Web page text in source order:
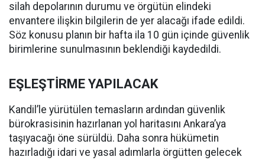
silah depolarının durumu ve örgütün elindeki
envantere ilişkin bilgilerin de yer alacağı ifade edildi.
Söz konusu planın bir hafta ila 10 gün içinde güvenlik
birimlerine sunulmasının beklendiği kaydedildi.
EŞLEŞTİRME YAPILACAK
Kandil’le yürütülen temasların ardından güvenlik
bürokrasisinin hazırlanan yol haritasını Ankara’ya
taşıyacağı öne sürüldü. Daha sonra hükümetin
hazırladığı idari ve yasal adımlarla örgütten gelecek